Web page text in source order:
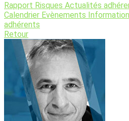
Rapport Risques Actualités
Calendrier Evènements
adhérents
Retour